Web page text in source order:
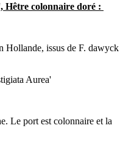
Hêtre colonnaire doré :
Hollande, issus de F. dawyck
Aurea'
Le port est colonnaire et la